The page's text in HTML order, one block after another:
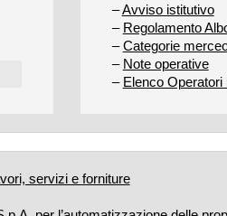
–Avviso istitutivo
– Regolamento
–Categorie
– Note operative
– Elenco Operatori
servizi e forniture